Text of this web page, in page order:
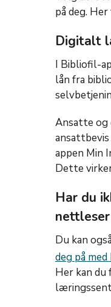
på deg.
Digitalt
I Bibliofil-
lån fra
Ansatte og
appen Min
Dette
Har du
nettleser
Du kan
deg på med
Her kan du